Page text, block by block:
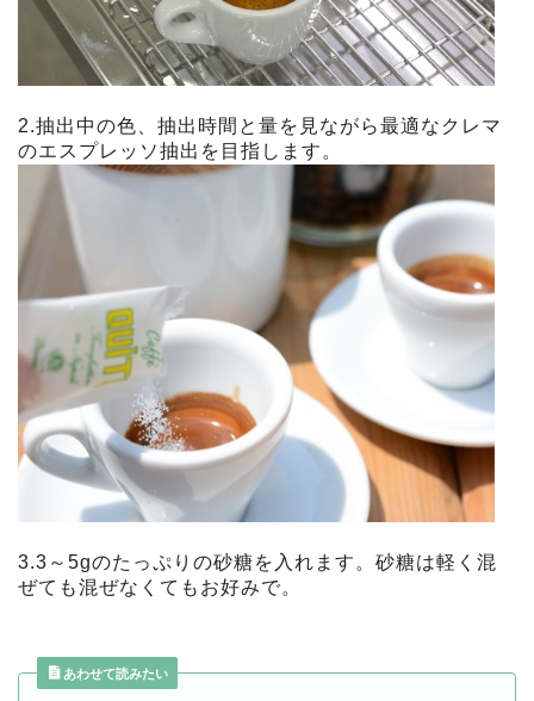
2.抽出中の色、抽出時間と量を見ながら最適なクレマ
のエスプレッソ抽出を目指します。
3.3～5gのたっぷりの砂糖を入れます。砂糖は軽く混
ぜても混ぜなくてもお好みで。
あわせて読みたい